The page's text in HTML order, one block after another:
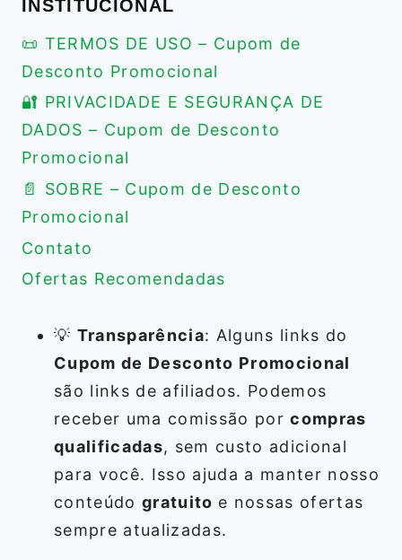
INSTITUCIONAL
📜 TERMOS DE USO – Cupom de
Desconto Promocional
🔐 PRIVACIDADE E SEGURANÇA DE
DADOS – Cupom de Desconto
Promocional
📄 SOBRE – Cupom de Desconto
Promocional
Contato
Ofertas Recomendadas
💡 Transparência: Alguns links do
Cupom de Desconto Promocional
são links de afiliados. Podemos
receber uma comissão porcompras
qualificadas, sem custo adicional
para você. Isso ajuda a manter nosso
conteúdo gratuito e nossas ofertas
sempre atualizadas.